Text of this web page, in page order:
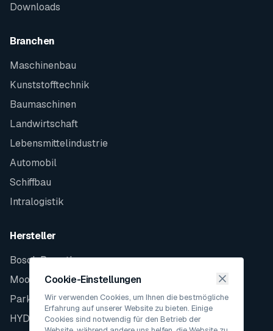
Downloads
Branchen
Maschinenbau
Kunststofftechnik
Baumaschinen
Landwirtschaft
Lebensmittelindustrie
Automobil
Schiffbau
Intralogistik
Hersteller
Bosch Rexroth
Moog
Parker
HYDAC
Cookie-Einstellungen
Wir verwenden Cookies, um Ihnen die bestmögliche
Erfahrung auf unserer Website zu bieten. Einige
Cookies sind notwendig für den Betrieb der